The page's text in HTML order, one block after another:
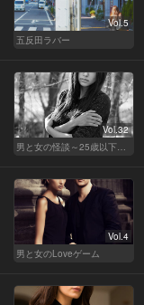
Vol.5
五反田ラバー
Vol.32
Vol.4
男と女のLoveゲーム